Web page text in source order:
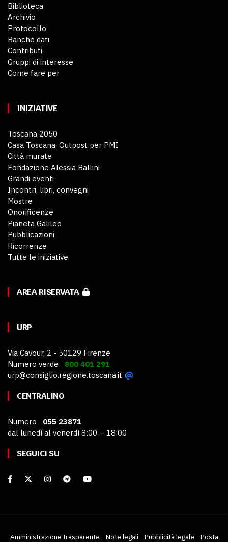
Biblioteca
Archivio
Protocollo
Banche dati
Contributi
Gruppi di interesse
Come fare per
INIZIATIVE
Toscana 2050
Casa Toscana. Outpost per PMI
Città murate
Fondazione Alessia Ballini
Grandi eventi
Incontri, libri, convegni
Mostre
Onorificenze
Pianeta Galileo
Pubblicazioni
Ricorrenze
Tutte le iniziative
AREA RISERVATA
URP
Via Cavour, 2 - 50129 Firenze
Numero verde 800 401 291
urp@consiglio.regione.toscana.it
CENTRALINO
Numero 055 23871
dal lunedì al venerdì 8:00 – 18:00
SEGUICI SU
Amministrazione trasparente Note legali Pubblicità legale Posta